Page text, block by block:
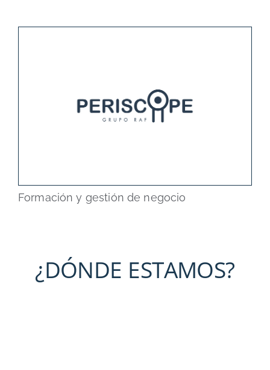
Formación y gestión de negocio
¿DÓNDE ESTAMOS?